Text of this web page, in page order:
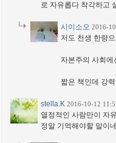
로 자유롭다 착각하고
시이소오 2016-
저도 천생 한량
자본주의 사회에
짧은 책인데 강
stella.K 2016-10-12
열정적인 사람만이 자
정말 기억해야할 말이